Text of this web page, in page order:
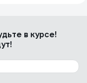
в курсе!